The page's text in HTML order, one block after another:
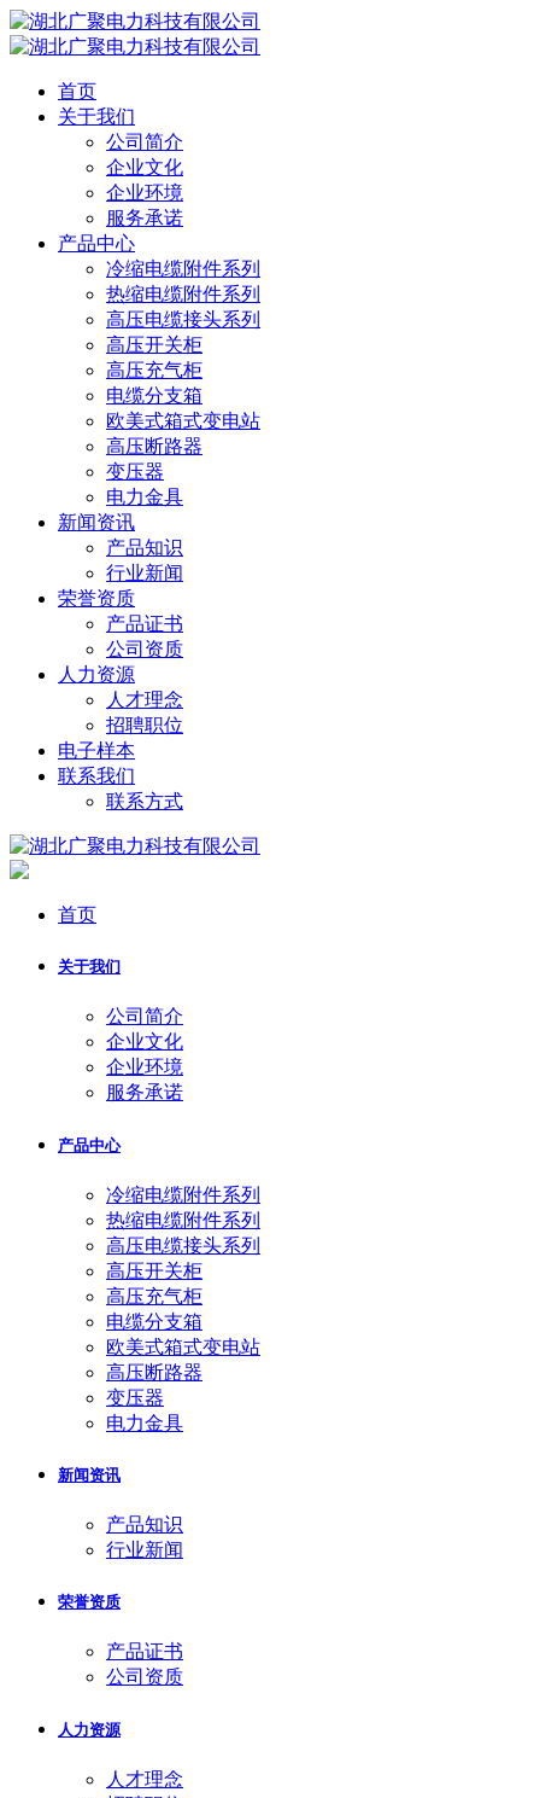
首页
关于我们
公司简介
企业文化
企业环境
服务承诺
产品中心
冷缩电缆附件系列
热缩电缆附件系列
高压电缆接头系列
高压开关柜
高压充气柜
电缆分支箱
欧美式箱式变电站
高压断路器
变压器
电力金具
新闻资讯
产品知识
行业新闻
荣誉资质
产品证书
公司资质
人力资源
人才理念
招聘职位
电子样本
联系我们
联系方式
首页
关于我们
公司简介
企业文化
企业环境
服务承诺
产品中心
冷缩电缆附件系列
热缩电缆附件系列
高压电缆接头系列
高压开关柜
高压充气柜
电缆分支箱
欧美式箱式变电站
高压断路器
变压器
电力金具
新闻资讯
产品知识
行业新闻
荣誉资质
产品证书
公司资质
人力资源
人才理念